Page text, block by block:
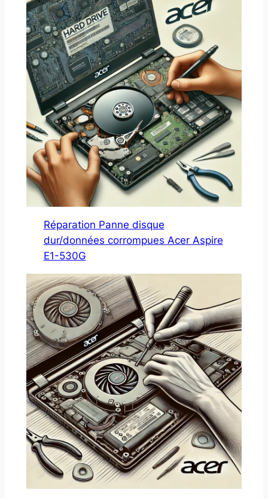
Réparation Panne disque
dur/données corrompues Acer Aspire
E1-530G